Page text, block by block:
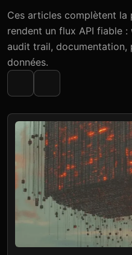
Ces articles complètent la
rendent un flux API fiable
audit trail,
données.